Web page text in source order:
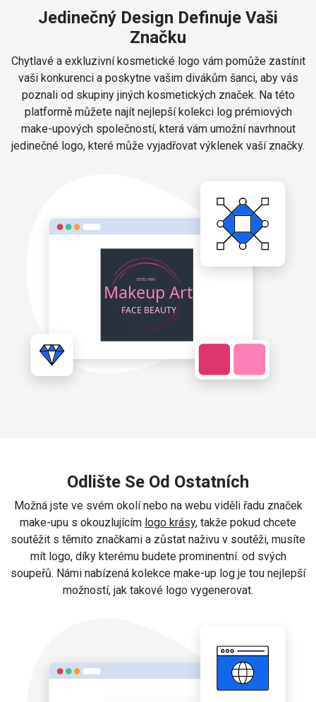
Jedinečný Design Definuje Vaši
Značku
Chytlavé a exkluzivní kosmetické logo vám pomůže zastínit
vaši konkurenci a poskytne vašim divákům šanci, aby vás
poznali od skupiny jiných kosmetických značek. Na této
platformě můžete najít nejlepší kolekci log prémiových
make-upových společností, která vám umožní navrhnout
jedinečné logo, které může vyjadřovat výklenek vaší značky.
Odlište Se Od Ostatních
Možná jste ve svém okolí nebo na webu viděli řadu značek
make-upu s okouzlujícím logo krásy, takže pokud chcete
soutěžit s těmito značkami a zůstat naživu v soutěži, musíte
mít logo, díky kterému budete prominentní. od svých
soupeřů. Námi nabízená kolekce make-up log je tou nejlepší
možností, jak takové logo vygenerovat.